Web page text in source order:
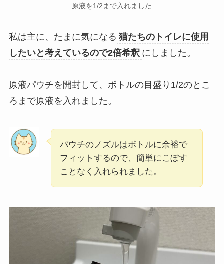
原液を1/2まで入れました
私は主に、たまに気になる 猫たちのトイレに使用
したいと考えているので2倍希釈 にしました。
原液パウチを開封して、ボトルの目盛り1/2のとこ
ろまで原液を入れました。
パウチのノズルはボトルに余裕で
フィットするので、簡単にこぼす
ことなく入れられました。